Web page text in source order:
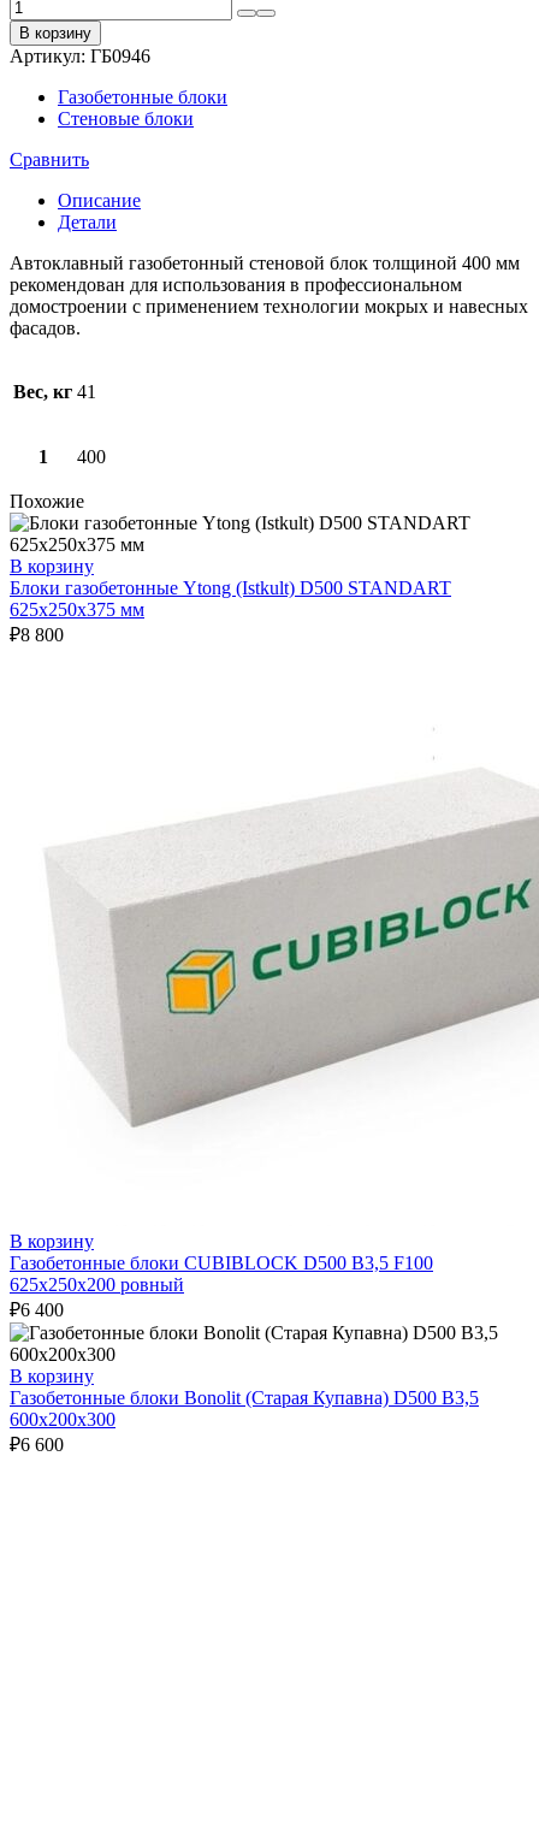
В корзину
Артикул: ГБ0946
Газобетонные блоки
Стеновые блоки
Сравнить
Описание
Детали
Автоклавный газобетонный стеновой блок толщиной 400 мм
рекомендован для использования в профессиональном
домостроении с применением технологии мокрых и навесных
фасадов.
Вес, кг 41
1 400
Похожие
В корзину
Блоки газобетонные Ytong (Istkult) D500 STANDART
625х250х375 мм
₽8 800
В корзину
Газобетонные блоки CUBIBLOCK D500 B3,5 F100
625х250х200 ровный
₽6 400
В корзину
Газобетонные блоки Bonolit (Старая Купавна) D500 В3,5
600х200х300
₽6 600